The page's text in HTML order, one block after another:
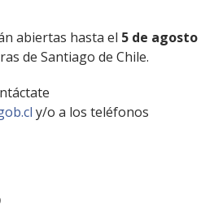
abiertas hasta el 5 de agosto
de Santiago de Chile.
y/o a los teléfonos